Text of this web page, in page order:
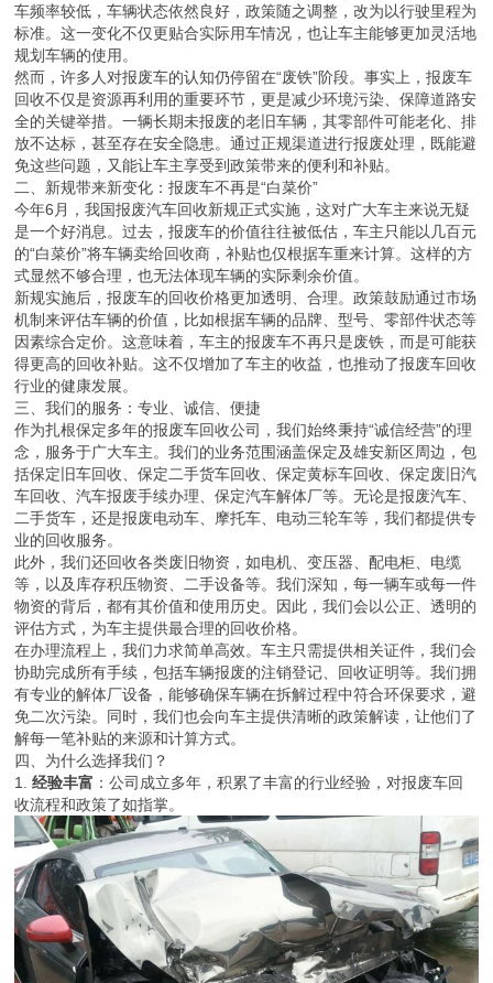
车频率较低，车辆状态依然良好，政策随之调整，改为以行驶里程为
标准。这一变化不仅更贴合实际用车情况，也让车主能够更加灵活地
规划车辆的使用。
然而，许多人对报废车的认知仍停留在“废铁”阶段。事实上，报废车
回收不仅是资源再利用的重要环节，更是减少环境污染、保障道路安
全的关键举措。一辆长期未报废的老旧车辆，其零部件可能老化、排
放不达标，甚至存在安全隐患。通过正规渠道进行报废处理，既能避
免这些问题，又能让车主享受到政策带来的便利和补贴。
二、新规带来新变化：报废车不再是“白菜价”
今年6月，我国报废汽车回收新规正式实施，这对广大车主来说无疑
是一个好消息。过去，报废车的价值往往被低估，车主只能以几百元
的“白菜价”将车辆卖给回收商，补贴也仅根据车重来计算。这样的方
式显然不够合理，也无法体现车辆的实际剩余价值。
新规实施后，报废车的回收价格更加透明、合理。政策鼓励通过市场
机制来评估车辆的价值，比如根据车辆的品牌、型号、零部件状态等
因素综合定价。这意味着，车主的报废车不再只是废铁，而是可能获
得更高的回收补贴。这不仅增加了车主的收益，也推动了报废车回收
行业的健康发展。
三、我们的服务：专业、诚信、便捷
作为扎根保定多年的报废车回收公司，我们始终秉持“诚信经营”的理
念，服务于广大车主。我们的业务范围涵盖保定及雄安新区周边，包
括保定旧车回收、保定二手货车回收、保定黄标车回收、保定废旧汽
车回收、汽车报废手续办理、保定汽车解体厂等。无论是报废汽车、
二手货车，还是报废电动车、摩托车、电动三轮车等，我们都提供专
业的回收服务。
此外，我们还回收各类废旧物资，如电机、变压器、配电柜、电缆
等，以及库存积压物资、二手设备等。我们深知，每一辆车或每一件
物资的背后，都有其价值和使用历史。因此，我们会以公正、透明的
评估方式，为车主提供最合理的回收价格。
在办理流程上，我们力求简单高效。车主只需提供相关证件，我们会
协助完成所有手续，包括车辆报废的注销登记、回收证明等。我们拥
有专业的解体厂设备，能够确保车辆在拆解过程中符合环保要求，避
免二次污染。同时，我们也会向车主提供清晰的政策解读，让他们了
解每一笔补贴的来源和计算方式。
四、为什么选择我们？
1.经验丰富 ：公司成立多年，积累了丰富的行业经验，对报废车回
收流程和政策了如指掌。